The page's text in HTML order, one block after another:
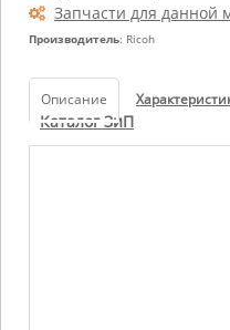
Запчасти для данной
Производитель: Ricoh
Описание
Каталог ЗиП